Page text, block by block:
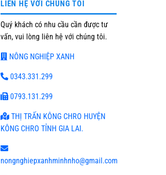
LIÊN HỆ VỚI CHÚNG TÔI
Quý khách có nhu cầu cần được tư
vấn, vui lòng liên hệ với chúng tôi.
NÔNG NGHIỆP XANH
0343.331.299
0793.131.299
THỊ TRẤN KÔNG CHRO HUYỆN
KÔNG CHRO TỈNH GIA LAI.
nongnghiepxanhminhnho@gmail.com